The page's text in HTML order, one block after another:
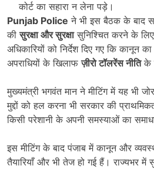
कोर्ट का सहारा न लेना पड़े।
Punjab Police ने भी इस बैठक के बाद
कीसुरक्षा और सुरक्षासुनिश्चित करने के लिए
अधिकारियों को निर्देश दिए गए कि कानून
अपराधियों के खिलाफज़ीरो टॉलरेंस नीतिके
मुख्यमंत्री भगवंत मान ने मीटिंग में यह भी
मुद्दों को हल करना भी सरकार की
किसी परेशानी के अपनी समस्याओं का
इस मीटिंग के बाद पंजाब में कानून और
तैयारियाँ और भी तेज हो गई हैं। राज्यभर में